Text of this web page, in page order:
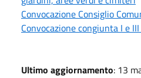
Convocazione Consiglio
Convocazione congiunta I e
Ultimo aggiornamento: 13